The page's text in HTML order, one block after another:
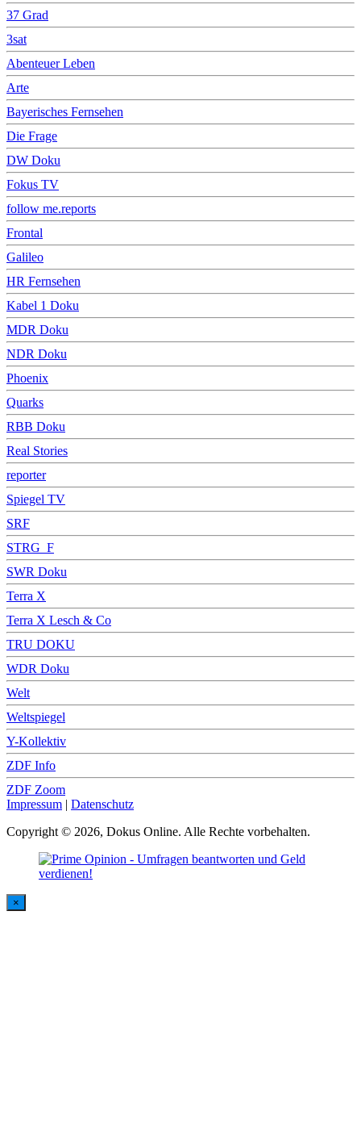
37 Grad
3sat
Abenteuer Leben
Arte
Bayerisches Fernsehen
Die Frage
DW Doku
Fokus TV
follow me.reports
Frontal
Galileo
HR Fernsehen
Kabel 1 Doku
MDR Doku
NDR Doku
Phoenix
Quarks
RBB Doku
Real Stories
reporter
Spiegel TV
SRF
STRG_F
SWR Doku
Terra X
Terra X Lesch & Co
TRU DOKU
WDR Doku
Welt
Weltspiegel
Y-Kollektiv
ZDF Info
ZDF Zoom
Impressum | Datenschutz
Copyright © 2026, Dokus Online. Alle Rechte vorbehalten.
×